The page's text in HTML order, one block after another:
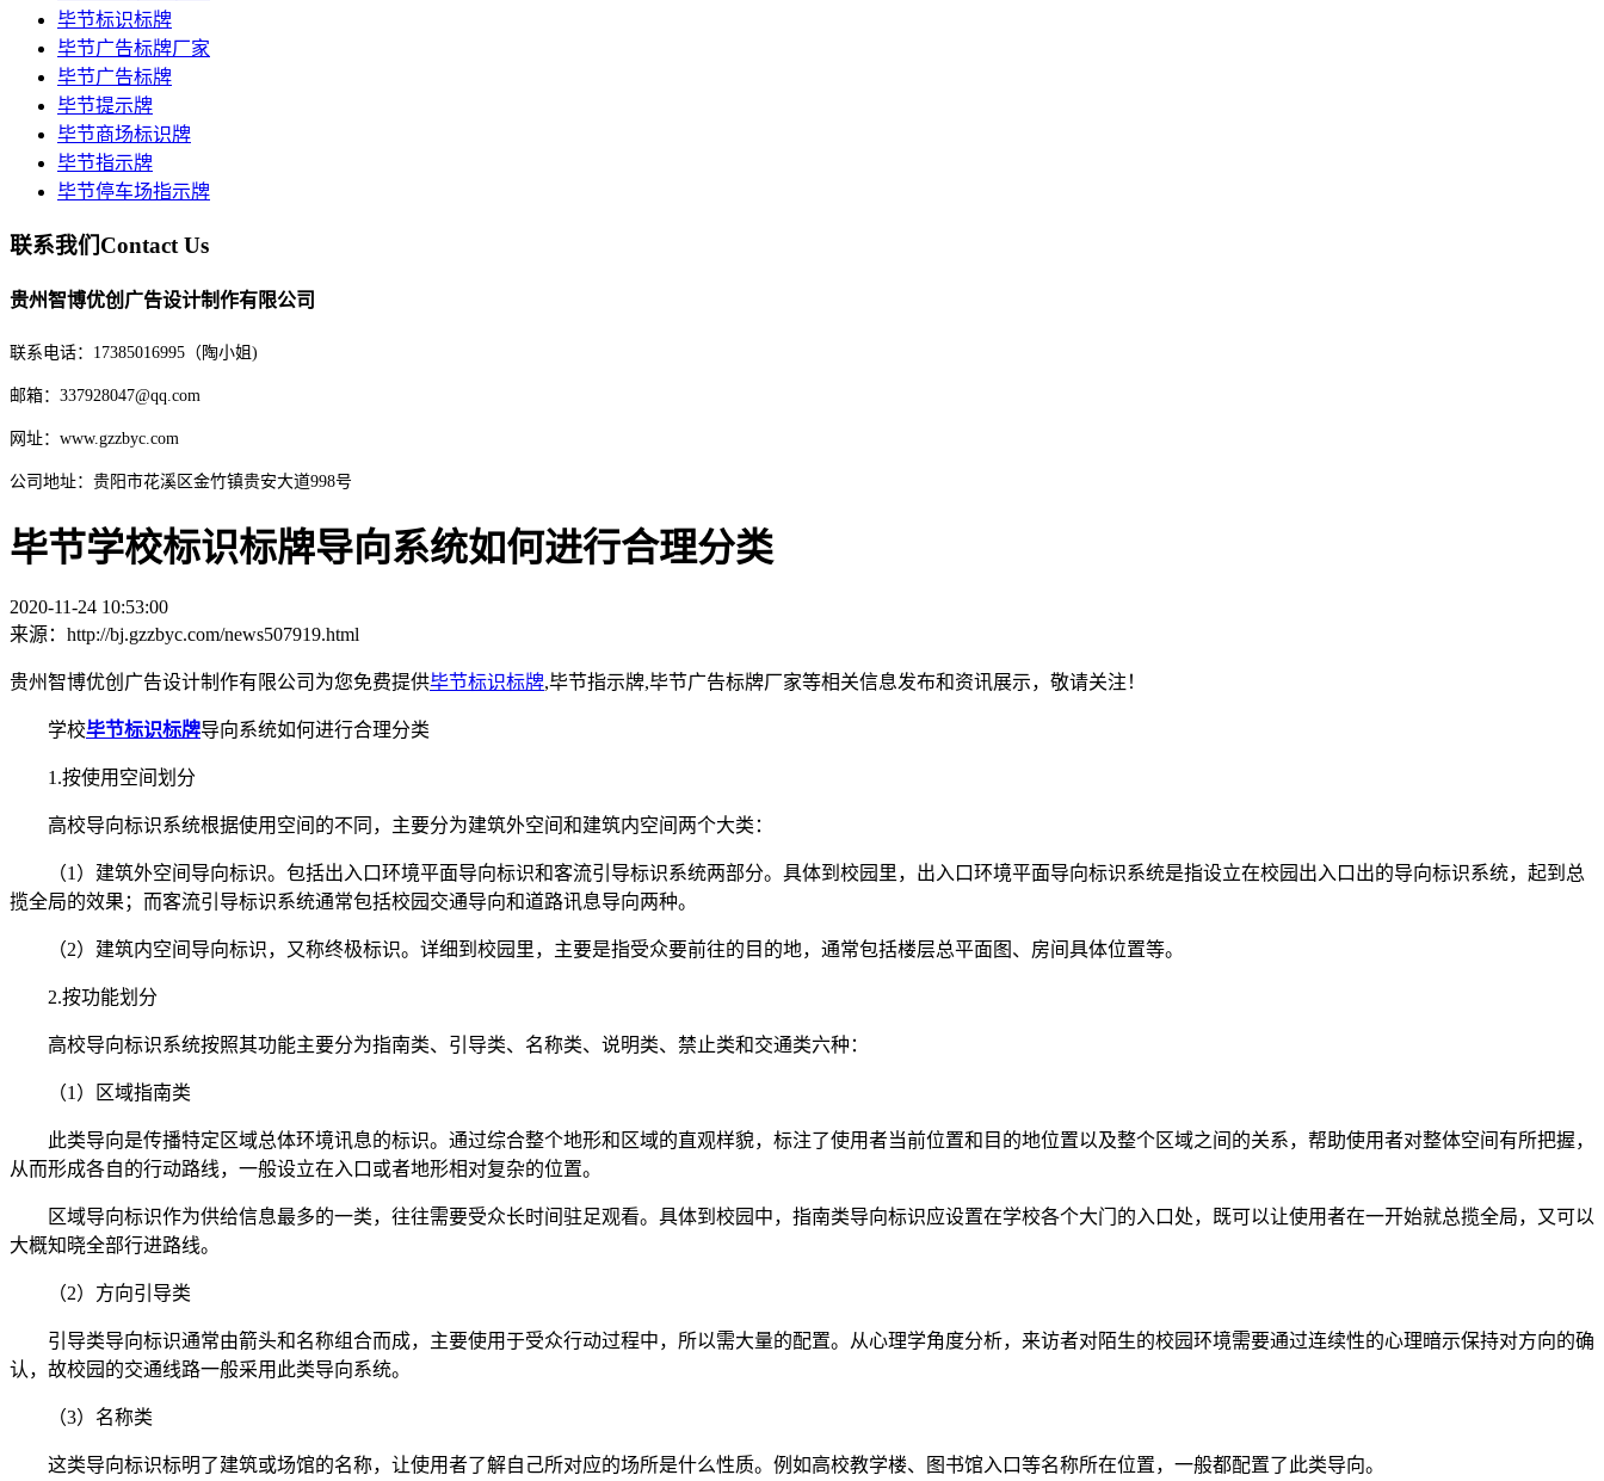
毕节标识标牌
毕节广告标牌厂家
毕节广告标牌
毕节提示牌
毕节商场标识牌
毕节指示牌
毕节停车场指示牌
联系我们Contact Us
贵州智博优创广告设计制作有限公司
联系电话：17385016995（陶小姐)
邮箱：337928047@qq.com
网址：www.gzzbyc.com
公司地址：贵阳市花溪区金竹镇贵安大道998号
毕节学校标识标牌导向系统如何进行合理分类
2020-11-24 10:53:00
来源：http://bj.gzzbyc.com/news507919.html
贵州智博优创广告设计制作有限公司为您免费提供毕节标识标牌,毕节指示牌,毕节广告标牌厂家等相关信息发布和资讯展示，敬请关注！
学校毕节标识标牌导向系统如何进行合理分类
1.按使用空间划分
高校导向标识系统根据使用空间的不同，主要分为建筑外空间和建筑内空间两个大类：
（1）建筑外空间导向标识。包括出入口环境平面导向标识和客流引导标识系统两部分。具体到校园里，出入口环境平面导向标识系统是指设立在校园出入口出的导向标识系统，起到总
揽全局的效果；而客流引导标识系统通常包括校园交通导向和道路讯息导向两种。
（2）建筑内空间导向标识，又称终极标识。详细到校园里，主要是指受众要前往的目的地，通常包括楼层总平面图、房间具体位置等。
2.按功能划分
高校导向标识系统按照其功能主要分为指南类、引导类、名称类、说明类、禁止类和交通类六种：
（1）区域指南类
此类导向是传播特定区域总体环境讯息的标识。通过综合整个地形和区域的直观样貌，标注了使用者当前位置和目的地位置以及整个区域之间的关系，帮助使用者对整体空间有所把握，
从而形成各自的行动路线，一般设立在入口或者地形相对复杂的位置。
区域导向标识作为供给信息最多的一类，往往需要受众长时间驻足观看。具体到校园中，指南类导向标识应设置在学校各个大门的入口处，既可以让使用者在一开始就总揽全局，又可以
大概知晓全部行进路线。
（2）方向引导类
引导类导向标识通常由箭头和名称组合而成，主要使用于受众行动过程中，所以需大量的配置。从心理学角度分析，来访者对陌生的校园环境需要通过连续性的心理暗示保持对方向的确
认，故校园的交通线路一般采用此类导向系统。
（3）名称类
这类导向标识标明了建筑或场馆的名称，让使用者了解自己所对应的场所是什么性质。例如高校教学楼、图书馆入口等名称所在位置，一般都配置了此类导向。